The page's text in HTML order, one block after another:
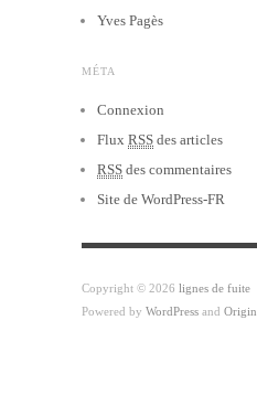
Yves Pagès
MÉTA
Connexion
Flux RSS des articles
RSS des commentaires
Site de WordPress-FR
Copyright © 2026 lignes de fuite
Powered by WordPress and Origin